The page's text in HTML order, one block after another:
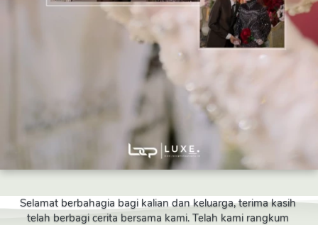
Selamat berbahagia bagi kalian dan keluarga, terima kasih
telah berbagi cerita bersama kami. Telah kami rangkum